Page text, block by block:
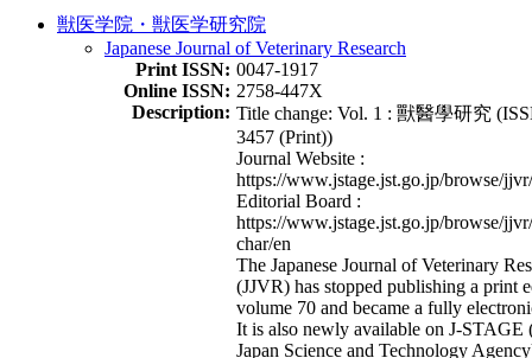
獣医学院・獣医学研究院
Japanese Journal of Veterinary Research
Print ISSN: 0047-1917
Online ISSN: 2758-447X
Description: Title change: Vol. 1 : 獸醫學研究
3457 (Print))
Journal Website :
https://www.jstage.jst.go.jp/browse/
Editorial Board :
https://www.jstage.jst.go.jp/browse/
char/en
The Japanese Journal of Veterinary
(JJVR) has stopped publishing a print
volume 70 and became a fully
It is also newly available on J-STAGE
Japan Science and Technology